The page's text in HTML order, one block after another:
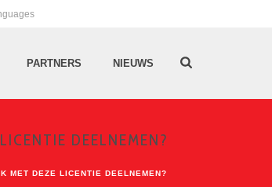
PARTNERS NIEUWS
DEELNEMEN?
MET DEZE LICENTIE DEELNEMEN?